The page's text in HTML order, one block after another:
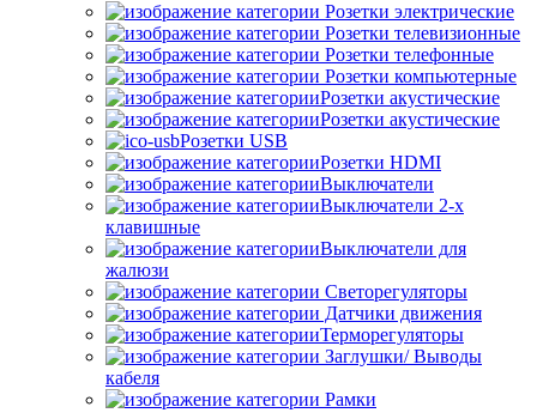
Розетки электрические
Розетки телевизионные
Розетки телефонные
Розетки компьютерные
Розетки акустические
Розетки акустические
Розетки USB
Розетки HDMI
Выключатели
Выключатели 2-х
клавишные
Выключатели для
жалюзи
Светорегуляторы
Датчики движения
Терморегуляторы
Заглушки/ Выводы
кабеля
Рамки